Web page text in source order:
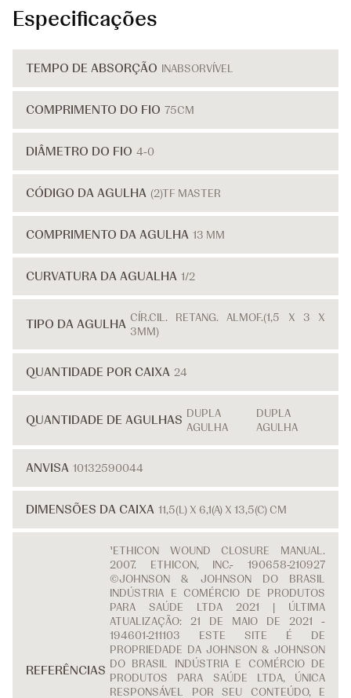
Especificações
TEMPO DE ABSORÇÃO INABSORVÍVEL
COMPRIMENTO DO FIO 75CM
DIÂMETRO DO FIO 4-0
CÓDIGO DA AGULHA (2)TF MASTER
COMPRIMENTO DA AGULHA 13 MM
CURVATURA DA AGUALHA 1/2
TIPO DA AGULHA CÍR.CIL. RETANG. ALMOF.(1,5 X 3 X
3MM)
QUANTIDADE POR CAIXA 24
QUANTIDADE DE AGULHAS DUPLA
AGULHA
DUPLA
AGULHA
ANVISA 10132590044
DIMENSÕES DA CAIXA 11,5(L) X 6,1(A) X 13,5(C) CM
REFERÊNCIAS
¹ETHICON WOUND CLOSURE MANUAL.
2007. ETHICON, INC.- 190658-210927
©JOHNSON & JOHNSON DO BRASIL
INDÚSTRIA E COMÉRCIO DE PRODUTOS
PARA SAÚDE LTDA 2021 | ÚLTIMA
ATUALIZAÇÃO: 21 DE MAIO DE 2021 -
194601-211103 ESTE SITE É DE
PROPRIEDADE DA JOHNSON & JOHNSON
DO BRASIL INDÚSTRIA E COMÉRCIO DE
PRODUTOS PARA SAÚDE LTDA, ÚNICA
RESPONSÁVEL POR SEU CONTEÚDO, E